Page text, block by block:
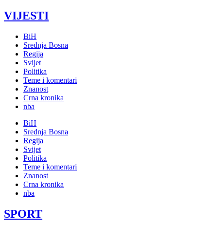
VIJESTI
BiH
Srednja Bosna
Regija
Svijet
Politika
Teme i komentari
Znanost
Crna kronika
nba
BiH
Srednja Bosna
Regija
Svijet
Politika
Teme i komentari
Znanost
Crna kronika
nba
SPORT